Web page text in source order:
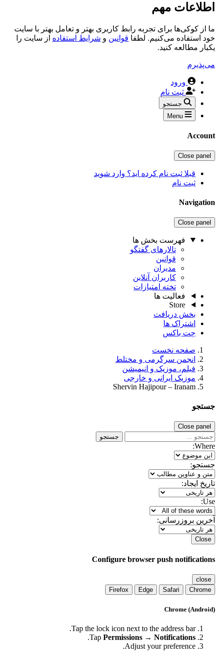
اطلاعات مهم
ما از کوکی‌ها برای تجربه رابط کاربری بهتر و تعامل بهتر با سایت
خود استفاده می‌کنیم. لطفا قوانین و شرایط استفاده از سایت را
یکبار مطالعه کنید.
می‌پذیرم
ورود
ثبت نام
جستجو
Menu
Account
Close panel
قبلا ثبت نام کرده اید؟ وارد شوید
ثبت نام
Navigation
Close panel
فهرست بخش ها
تالارهای گفتگو
قوانین
مدیران
کاربران آنلاین
تخته امتیازات
فعالیت ها
Store
بخش دریافت
اشتراک ها
چت باکس
صفحه نخست
انجمن سرگرمی و مختلط
فیلم، موزیک و انیمیشن
موزیک ایرانی و خارجی
Shervin Hajipour – Iranam
جستجو
Close panel
جستجو
Where:
جستجو:
تاریخ ایجاد:
Use:
آخرین بروزرسانی:
Close
Configure browser push notifications
close
Chrome
Safari
Edge
Firefox
Chrome (Android)
Tap the lock icon next to the address bar.
Tap Permissions → Notifications
.
Adjust your preference.